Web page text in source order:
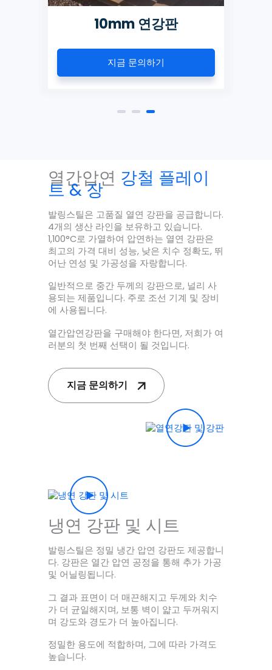
10mm 연강판
지금 문의하기
열간압연 강철 플레이
트 & 장
발링스틸은 고품질 열연 강판을 공급합니다.
4개의 생산 라인을 보유하고 있습니다.
1,100°C로 가열하여 압연하는 열연 강판은
최고의 가격 대비 성능, 낮은 치수 정확도, 뛰
어난 연성 및 가공성을 자랑합니다.
일반적으로 중간 두께의 강판으로, 널리 사
용되는 제품입니다. 주로 조선 기계 및 장비
에 사용됩니다.
열간압연강판을 구매해야 한다면, 저희가 여
러분의 첫 번째 선택이 될 것입니다.
지금 문의하기
냉연 강판 및 시트
발링스틸은 정밀 냉간 압연 강판도 제공합니
다. 강판은 열간 압연 공정을 통해 추가 가공
및 어닐링됩니다.
그 결과 표면이 더 매끈해지고 두께와 치수
가 더 균일해지며, 보통 벽이 얇고 두꺼워지
며 강도와 경도가 더 높아집니다.
정밀한 용도에 적합하며, 그에 따라 가격도
높습니다.